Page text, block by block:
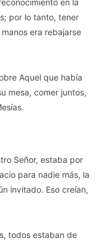
en la
por lo tanto, tener
era rebajarse
Aquel que había
mesa, comer juntos,
Señor, estaba por
para nadie más, la
invitado. Eso creían,
todos estaban de